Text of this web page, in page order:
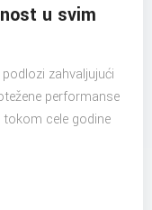
u svim
zahvaljujući
performanse
cele godine